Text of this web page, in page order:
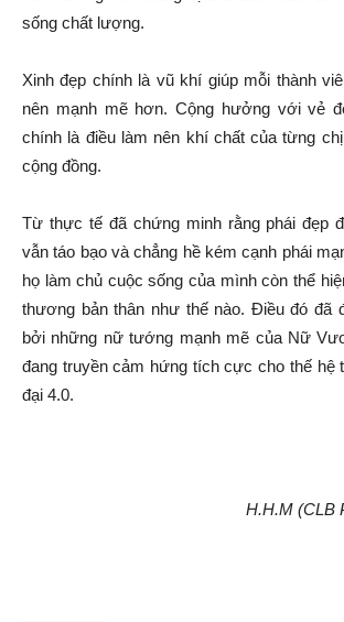
sống chất lượng.
Xinh đẹp chính là vũ khí giúp mỗi thành
nên mạnh mẽ hơn. Cộng hưởng với vẻ
chính là điều làm nên khí chất của từng
cộng đồng.
Từ thực tế đã chứng minh rằng phái đẹp
vẫn táo bạo và chẳng hề kém cạnh phái
họ làm chủ cuộc sống của mình còn thể
thương bản thân như thế nào. Điều đó đã
bởi những nữ tướng mạnh mẽ của Nữ
đang truyền cảm hứng tích cực cho thế hệ
đại 4.0.
H.H.M (CLB